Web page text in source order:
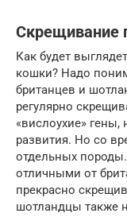
Скрещивание
Как будет
кошки? Надо
британцев и
регулярно
«вислоухие»
развития. Но со
отдельных
отличными от
прекрасно
шотландцы также